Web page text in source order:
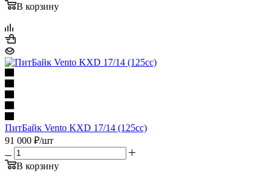
В корзину
ПитБайк Vento KXD 17/14 (125cc)
91 000 ₽/шт
В корзину